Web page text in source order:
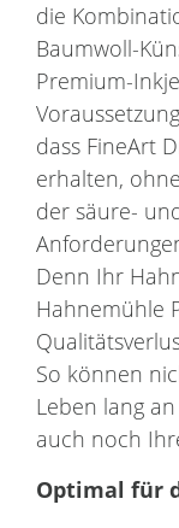
die
Baumwoll-
Premium-
dass FineArt
erhalten,
der säure-
Denn Ihr
Hahnemühle
So können
Leben lang
auch noch
Optimal für